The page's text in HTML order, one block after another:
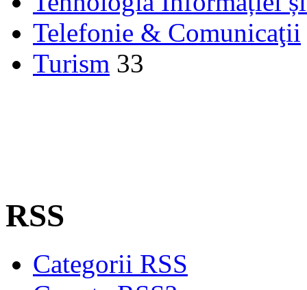
Telefonie & Comunicaţii
Turism 33
RSS
Categorii RSS